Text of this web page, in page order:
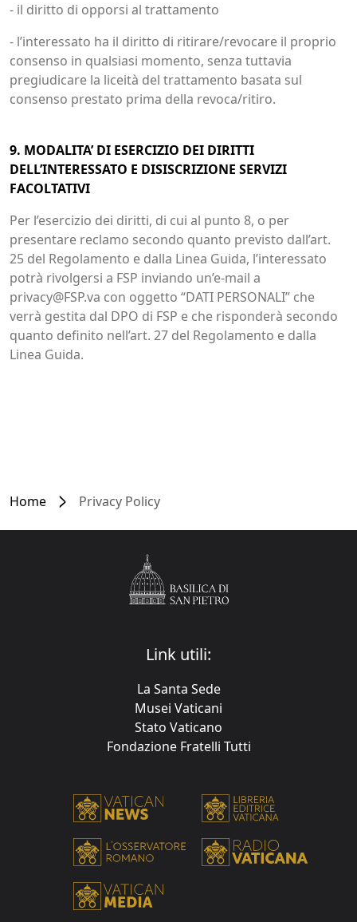
- il diritto di opporsi al trattamento
- l’interessato ha il diritto di ritirare/revocare il proprio
consenso in qualsiasi momento, senza tuttavia
pregiudicare la liceità del trattamento basata sul
consenso prestato prima della revoca/ritiro.
9. MODALITA’ DI ESERCIZIO DEI DIRITTI
DELL’INTERESSATO E DISISCRIZIONE SERVIZI
FACOLTATIVI
Per l’esercizio dei diritti, di cui al punto 8, o per
presentare reclamo secondo quanto previsto dall’art.
25 del Regolamento e dalla Linea Guida, l’interessato
potrà rivolgersi a FSP inviando un’e-mail a
privacy@FSP.va con oggetto “DATI PERSONALI” che
verrà gestita dal DPO di FSP e che risponderà secondo
quanto definito nell’art. 27 del Regolamento e dalla
Linea Guida.
Home Privacy Policy
Link utili:
La Santa Sede
Musei Vaticani
Stato Vaticano
Fondazione Fratelli Tutti